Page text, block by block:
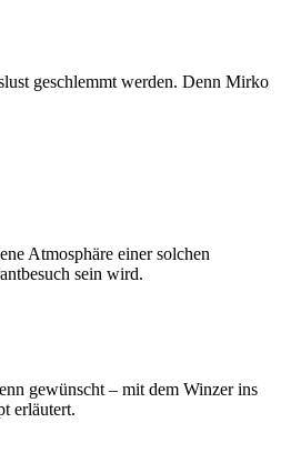
geschlemmt werden. Denn Mirko
Atmosphäre einer solchen
sein wird.
gewünscht – mit dem Winzer ins
erläutert.